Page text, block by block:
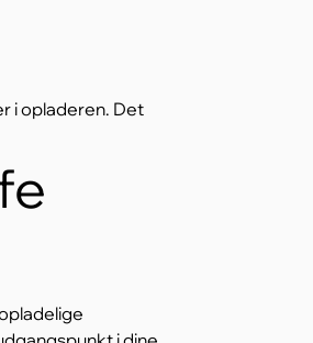
i opladeren. Det